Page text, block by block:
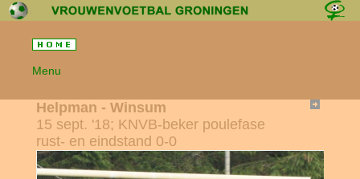
Menu
Helpman - Winsum
15 sept. '18; KNVB-beker poulefase
rust- en eindstand 0-0